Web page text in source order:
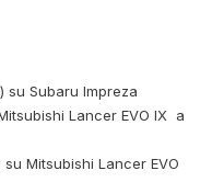
su Subaru Impreza
Lancer EVO IX a
Mitsubishi Lancer EVO